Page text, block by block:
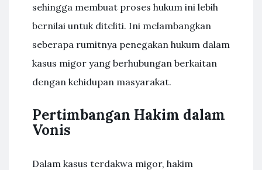
sehingga membuat proses hukum ini lebih
bernilai untuk diteliti. Ini melambangkan
seberapa rumitnya penegakan hukum dalam
kasus migor yang berhubungan berkaitan
dengan kehidupan masyarakat.
Pertimbangan Hakim dalam
Vonis
Dalam kasus terdakwa migor, hakim